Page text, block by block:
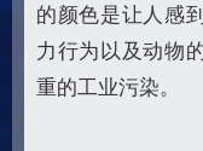
的颜色是让人感
力行为以及动物
重的工业污染。